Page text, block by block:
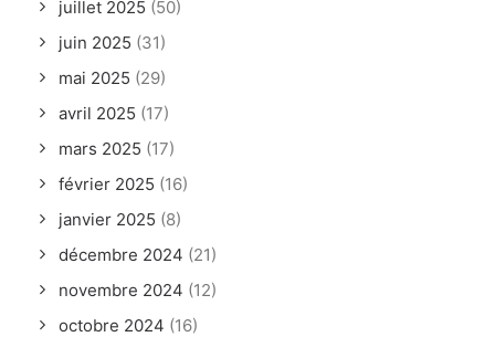
juillet 2025 (50)
juin 2025 (31)
mai 2025 (29)
avril 2025 (17)
mars 2025 (17)
février 2025 (16)
janvier 2025 (8)
décembre 2024 (21)
novembre 2024 (12)
octobre 2024 (16)